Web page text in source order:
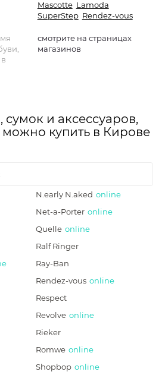
Mascotte Lamoda
SuperStep Rendez-vous
смотрите на страницах
магазинов
и аксессуаров,
купить в Кирове
N.early N.aked online
Net-a-Porter online
Quelle online
Ralf Ringer
Ray-Ban
Rendez-vous online
Respect
Revolve online
Rieker
Romwe online
Shopbop online